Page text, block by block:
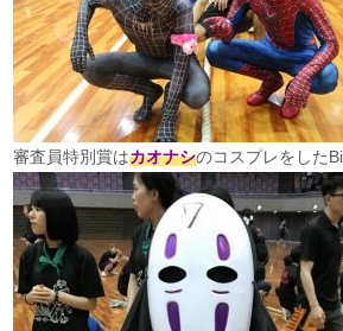
審査員特別賞はカオナシのコスプレをした